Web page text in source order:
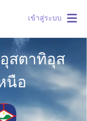
เข้าสู่ระบบ
สตาทิอุส
นือ